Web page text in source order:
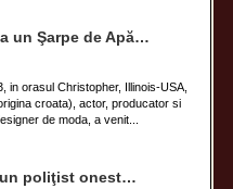
un Şarpe de Apă…
in orasul Christopher, Illinois-USA,
croata), actor, producator si
de moda, a venit...
un poliţist onest…